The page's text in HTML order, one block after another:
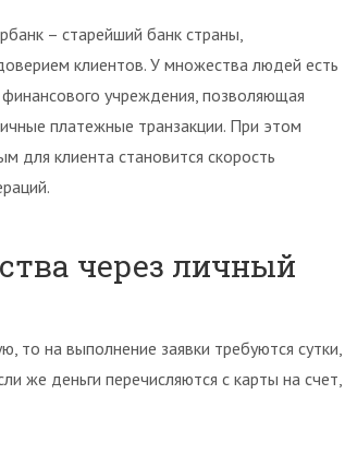
– старейший банк страны,
клиентов. У множества людей есть
финансового учреждения, позволяющая
платежные транзакции. При этом
для клиента становится скорость
через личный
то на выполнение заявки требуются сутки,
же деньги перечисляются с карты на счет,